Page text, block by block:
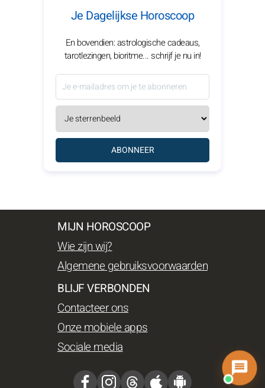
Je Dagelijkse Horoscoop
En bovendien: astrologische cadeaus,
tarotlezingen, bioritme... schrijf je nu in!
ABONNEER
MIJN HOROSCOOP
Wie zijn wij?
Algemene gebruiksvoorwaarden
BLIJF VERBONDEN
Contacteer ons
Onze mobiele apps
Sociale media